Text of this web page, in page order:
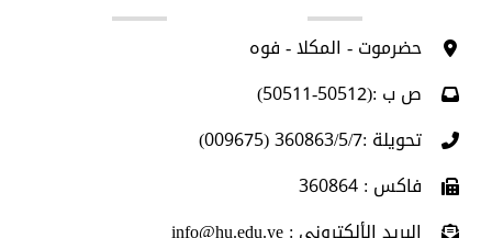
حضرموت - المكلا - فوه
ص ب :(50512-50511)
تحويلة :360863/5/7 (009675)
فاكس : 360864